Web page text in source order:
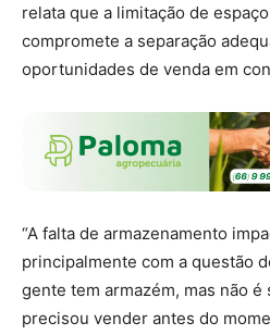
relata que a limitação de
compromete a separação
oportunidades de venda em
“A falta de armazenamento
principalmente com a questão
gente tem armazém, mas não
precisou vender antes do